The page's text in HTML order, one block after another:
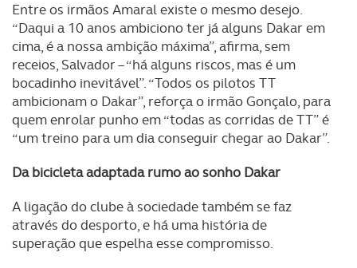
Entre os irmãos Amaral existe o mesmo desejo.
“Daqui a 10 anos ambiciono ter já alguns Dakar em
cima, é a nossa ambição máxima”, afirma, sem
receios, Salvador – “há alguns riscos, mas é um
bocadinho inevitável”. “Todos os pilotos TT
ambicionam o Dakar”, reforça o irmão Gonçalo, para
quem enrolar punho em “todas as corridas de TT” é
“um treino para um dia conseguir chegar ao Dakar”.
Da bicicleta adaptada rumo ao sonho Dakar
A ligação do clube à sociedade também se faz
através do desporto, e há uma história de
superação que espelha esse compromisso.